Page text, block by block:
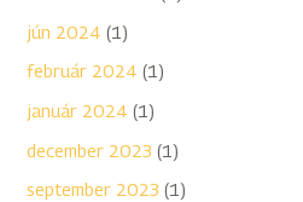
jún 2024 (1)
február 2024 (1)
január 2024 (1)
december 2023 (1)
september 2023 (1)